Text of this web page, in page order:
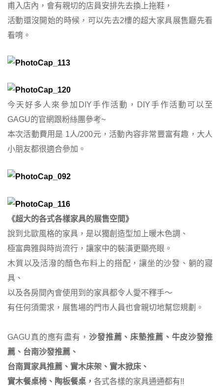
甫入店內，會有親切的店員安排先去換上拖鞋，
活動還沒開始的時候，可以先去2樓的超大家具展售廳先看
看唷。
今天好多人來參加DIY手作活動，DIY手作活動可以至
GAGU的官網跟粉絲團參考~
本次活動費用是 1人/200元，活動內容非常豐富有趣，大人
小朋友都很適合參加。
《超大的各式各樣家具的展售空間》
說到北歐風格的家具，是以獨創造型加上暖木色調、
極富典雅與時尚流行，讓家中的裝潢更顯亮眼。
木質以及活潑的顏色布料上的搭配，讓坐的沙發、躺的寢
具、
以及各房間內會使用到的家具都令人愛不釋手～
有任何須需求，展售場的門市人員也會親切地幫您規劃。
GAGU真的應有盡有， 沙發推薦、床墊推薦、牛皮沙發推
薦、台南沙發推薦、
台南買家具推薦、實木床架、實木掀床、
實木餐桌椅、陶板餐桌， 各式各樣的家具通通都有!!